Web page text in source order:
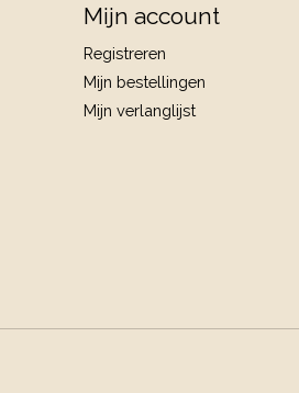
Mijn account
Registreren
Mijn bestellingen
Mijn verlanglijst